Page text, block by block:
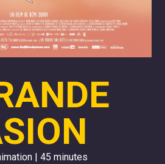
| 45 minutes